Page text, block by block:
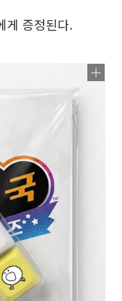
게 증정된다.